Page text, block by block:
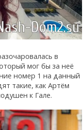
в
мог бы за неё
номер 1 на данный
такие, как Артём
к Гале.